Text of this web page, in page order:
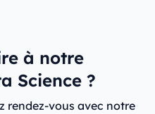
à notre
Science ?
rendez-vous avec notre